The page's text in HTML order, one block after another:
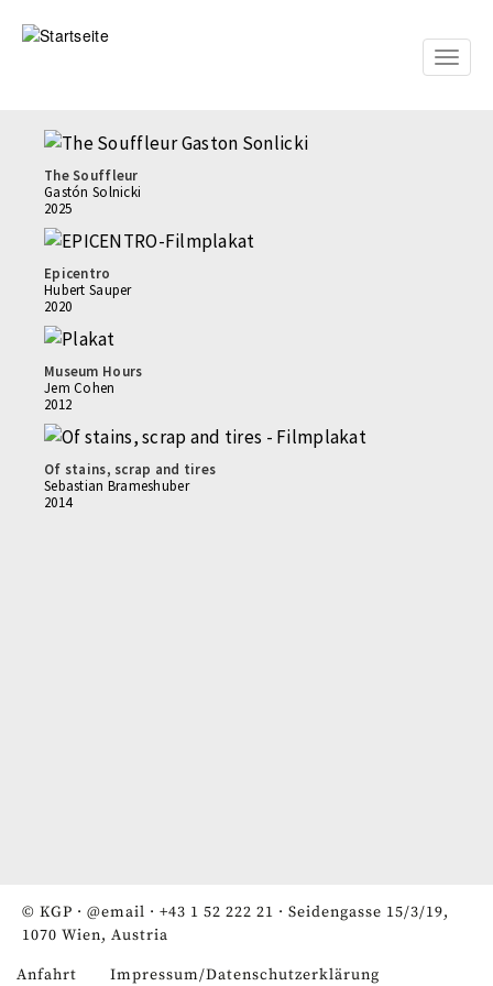
zum
Toggle
The Souffleur
Gastón Solnicki
2025
Epicentro
Hubert Sauper
2020
Museum Hours
Jem Cohen
2012
Of stains, scrap and tires
Sebastian Brameshuber
2014
© KGP · @email · +43 1 52 222 21 · Seidengasse 15/3/19,
1070 Wien, Austria
Anfahrt Impressum/Datenschutzerklärung